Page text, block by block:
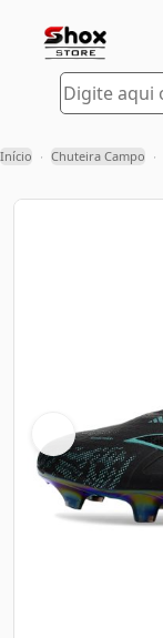
Início › Chuteira Campo ›